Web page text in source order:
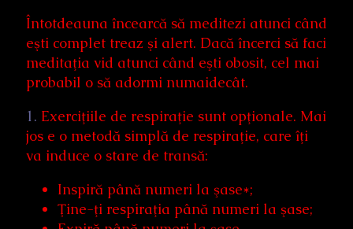
Întotdeauna încearcă să meditezi atunci când
eşti complet treaz şi alert. Dacă încerci să faci
meditaţia vid atunci când eşti obosit, cel mai
probabil o să adormi numaidecât.
1. Exerciţiile de respiraţie sunt opţionale. Mai
jos e o metodă simplă de respiraţie, care îţi
va induce o stare de transă:
Inspiră până numeri la şase*;
Ţine-ţi respiraţia până numeri la şase;